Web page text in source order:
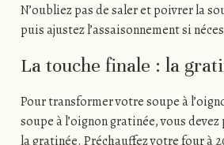
N’oubliez pas de saler et poivrer la
puis ajustez l’assaisonnement si
La touche finale : la
Pour transformer votre soupe à
soupe à l’oignon gratinée, vous devez
la gratinée. Préchauffez votre four à